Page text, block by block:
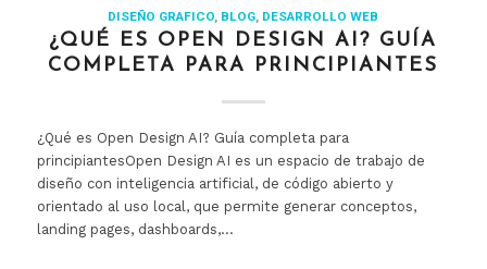
DISEÑO GRAFICO BLOG DESARROLLO WEB
¿QUÉ ES OPEN DESIGN AI? GUÍA
COMPLETA PARA PRINCIPIANTES
¿Qué es Open Design AI? Guía completa para
principiantesOpen Design AI es un espacio de trabajo de
diseño con inteligencia artificial, de código abierto y
orientado al uso local, que permite generar conceptos,
landing pages, dashboards,…